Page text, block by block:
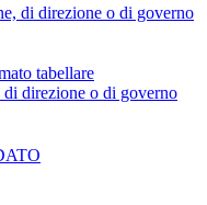
di direzione o di governo
tabellare
direzione o di governo